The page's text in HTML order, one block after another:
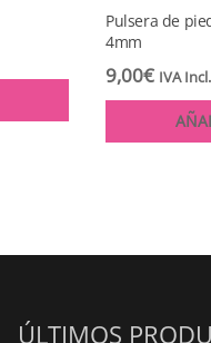
Pulsera de
4mm
9,00€ IVA Incl.
ÚLTIMOS